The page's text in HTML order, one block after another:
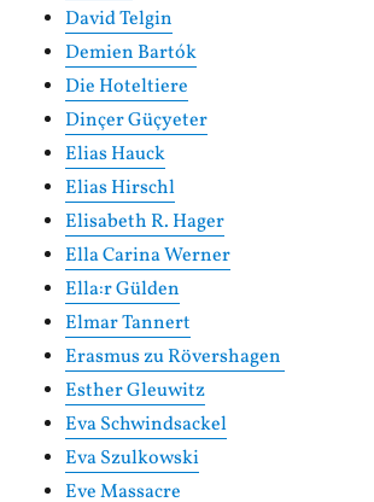
David Telgin
Demien Bartók
Die Hoteltiere
Dinçer Güçyeter
Elias Hauck
Elias Hirschl
Elisabeth R. Hager
Ella Carina Werner
Ella:r Gülden
Elmar Tannert
Erasmus zu Rövershagen
Esther Gleuwitz
Eva Schwindsackel
Eva Szulkowski
Eve Massacre